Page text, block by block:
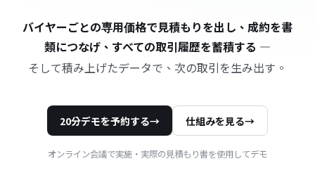
バイヤーごとの専用価格で見積もりを出し、成約を書
類につなげ、すべての取引履歴を蓄積する —
そして積み上げたデータで、次の取引を生み出す。
20分デモを予約する→ 仕組みを見る→
オンライン会議で実施・実際の見積もり書を使用してデモ